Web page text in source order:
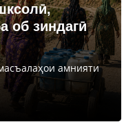
об зиндагӣ
амнияти